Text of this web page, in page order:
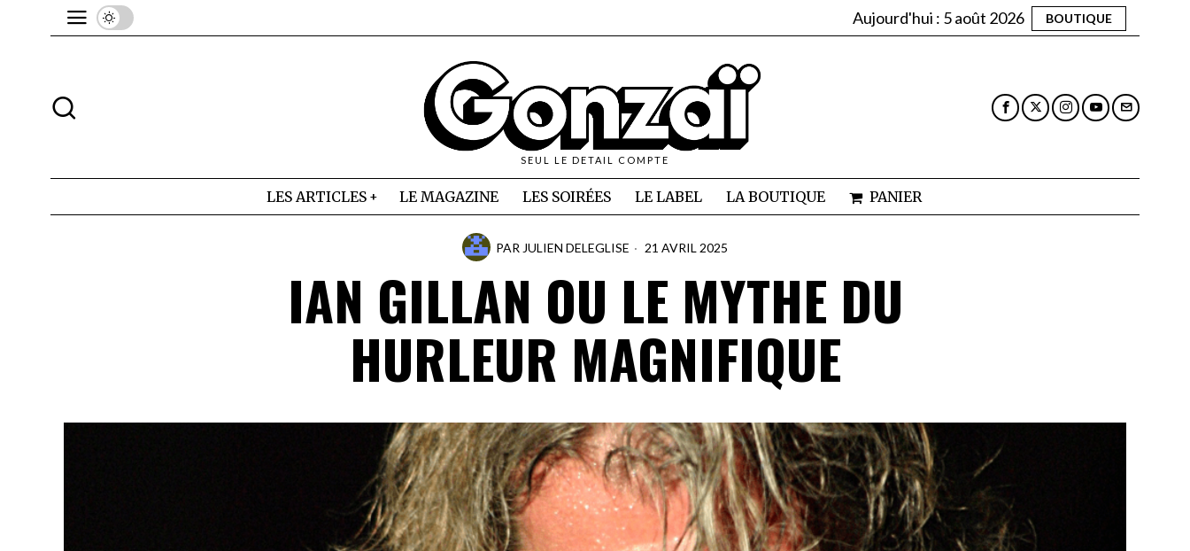
Aujourd'hui : 5 août 2026 BOUTIQUE
SEUL LE DETAIL COMPTE
LES ARTICLES LE MAGAZINE LES SOIRÉES LE LABEL LA BOUTIQUE PANIER
PAR JULIEN DELEGLISE 21 AVRIL 2025
IAN GILLAN OU LE MYTHE DU
HURLEUR MAGNIFIQUE